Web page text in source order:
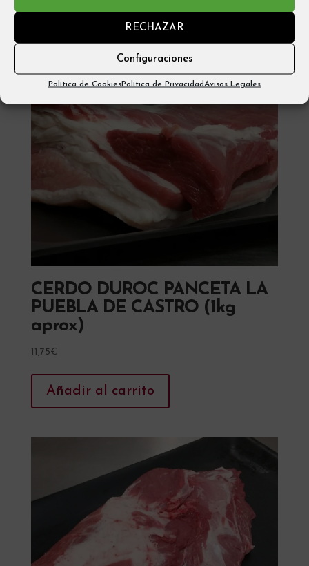
RECHAZAR
Configuraciones
Política de CookiesPolítica de PrivacidadAvisos Legales
CERDO DUROC PANCETA LA
PUEBLA DE CASTRO (1kg
aprox)
11,75€
Añadir al carrito